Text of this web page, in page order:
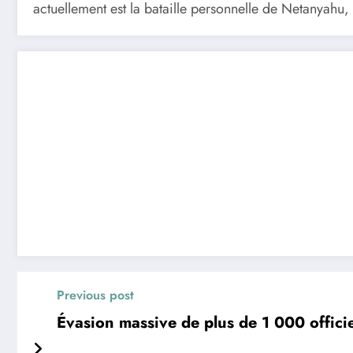
actuellement est la bataille personnelle de
Previous post
Évasion massive de plus de 1 000